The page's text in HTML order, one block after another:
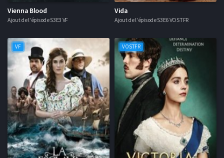
Vienna Blood
Ajout de l'épisode S3E3 VF
Vida
Ajout de l'épisode S3E6 VOSTFR
VF VOSTFR